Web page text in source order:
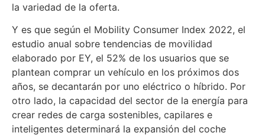
la variedad de la oferta.
Y es que según el Mobility Consumer Index 2022, el
estudio anual sobre tendencias de movilidad
elaborado por EY, el 52% de los usuarios que se
plantean comprar un vehículo en los próximos dos
años, se decantarán por uno eléctrico o híbrido. Por
otro lado, la capacidad del sector de la energía para
crear redes de carga sostenibles, capilares e
inteligentes determinará la expansión del coche